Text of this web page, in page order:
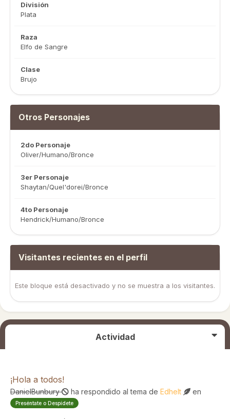
División
Plata
Raza
Elfo de Sangre
Clase
Brujo
Otros Personajes
2do Personaje
Oliver/Humano/Bronce
3er Personaje
Shaytan/Quel'dorei/Bronce
4to Personaje
Hendrick/Humano/Bronce
Visitantes recientes en el perfil
Este bloque está desactivado y no se muestra a los visitantes.
Actividad
¡Hola a todos!
DanielBunbury ha respondido al tema de Edhelt en
Preséntate o Despídete